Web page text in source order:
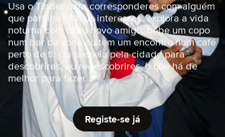
d
e
r
Usa o Tinder para corresponderes com alguém
que partilha os teus interesses, explora a vida
noturna com o teu novo amigo, bebe um copo
num bar da zona ou tem um encontro num café
perto de ti. Ou passeia pela cidade para
descobrires, ou redescobrires, o que há de
melhor para fazer.
Registe-se já